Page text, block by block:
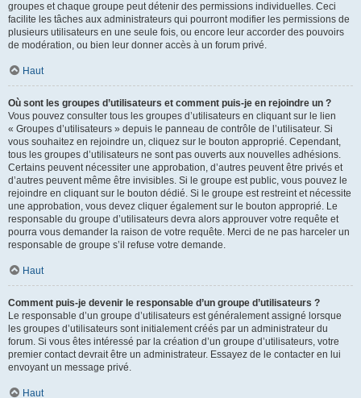
groupes et chaque groupe peut détenir des permissions individuelles. Ceci
facilite les tâches aux administrateurs qui pourront modifier les permissions de
plusieurs utilisateurs en une seule fois, ou encore leur accorder des pouvoirs
de modération, ou bien leur donner accès à un forum privé.
Haut
Où sont les groupes d’utilisateurs et comment puis-je en rejoindre un ?
Vous pouvez consulter tous les groupes d’utilisateurs en cliquant sur le lien
« Groupes d’utilisateurs » depuis le panneau de contrôle de l’utilisateur. Si
vous souhaitez en rejoindre un, cliquez sur le bouton approprié. Cependant,
tous les groupes d’utilisateurs ne sont pas ouverts aux nouvelles adhésions.
Certains peuvent nécessiter une approbation, d’autres peuvent être privés et
d’autres peuvent même être invisibles. Si le groupe est public, vous pouvez le
rejoindre en cliquant sur le bouton dédié. Si le groupe est restreint et nécessite
une approbation, vous devez cliquer également sur le bouton approprié. Le
responsable du groupe d’utilisateurs devra alors approuver votre requête et
pourra vous demander la raison de votre requête. Merci de ne pas harceler un
responsable de groupe s’il refuse votre demande.
Haut
Comment puis-je devenir le responsable d’un groupe d’utilisateurs ?
Le responsable d’un groupe d’utilisateurs est généralement assigné lorsque
les groupes d’utilisateurs sont initialement créés par un administrateur du
forum. Si vous êtes intéressé par la création d’un groupe d’utilisateurs, votre
premier contact devrait être un administrateur. Essayez de le contacter en lui
envoyant un message privé.
Haut